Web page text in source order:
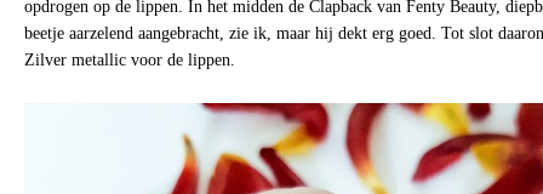
opdrogen op de lippen. In het midden de Clapback van Fenty Beauty,
beetje aarzelend aangebracht, zie ik, maar hij dekt erg goed. Tot slot
Zilver metallic voor de lippen.